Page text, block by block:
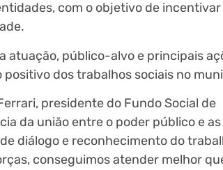
com o objetivo de incentivar
atuação, público-alvo e principais
dos trabalhos sociais no
presidente do Fundo Social de
da união entre o poder público e as
diálogo e reconhecimento do
conseguimos atender melhor